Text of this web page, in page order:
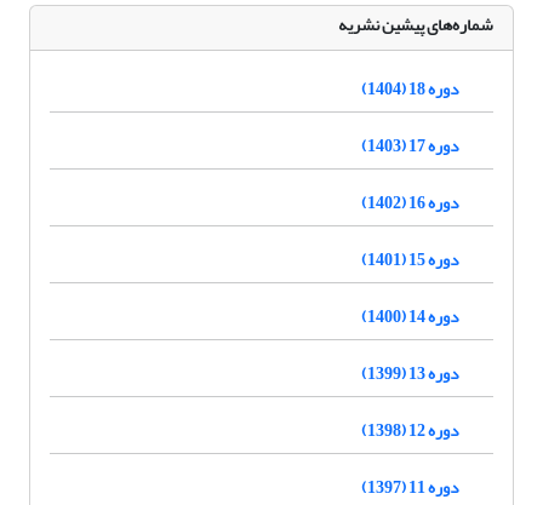
شماره‌های پیشین نشریه
دوره 18 (1404)
دوره 17 (1403)
دوره 16 (1402)
دوره 15 (1401)
دوره 14 (1400)
دوره 13 (1399)
دوره 12 (1398)
دوره 11 (1397)